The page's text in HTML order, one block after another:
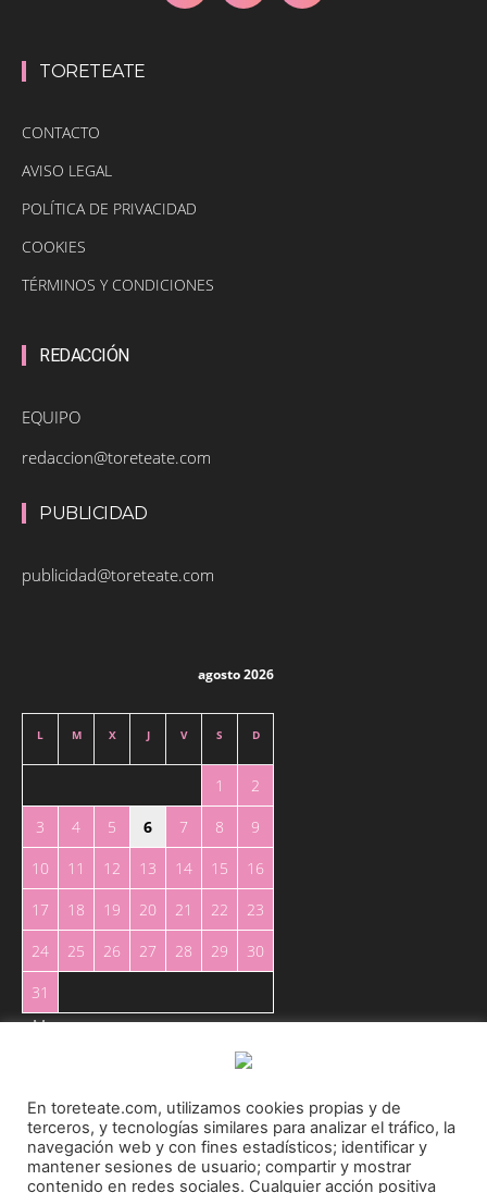
TORETEATE
CONTACTO
AVISO LEGAL
POLÍTICA DE PRIVACIDAD
COOKIES
TÉRMINOS Y CONDICIONES
REDACCIÓN
EQUIPO
redaccion@toreteate.com
PUBLICIDAD
publicidad@toreteate.com
agosto 2026
L M X J V S D
1
2
3
4 5 6 7 8
9
10
11 12 13 14 15
16
17
18 19 20 21 22
23
24
25 26 27 28 29
30
31
« May
Toreteate Ⓒ 2023. Todos los derechos reservados
En toreteate.com, utilizamos cookies propias y de
terceros, y tecnologías similares para analizar el tráfico, la
navegación web y con fines estadísticos; identificar y
mantener sesiones de usuario; compartir y mostrar
contenido en redes sociales. Cualquier acción positiva